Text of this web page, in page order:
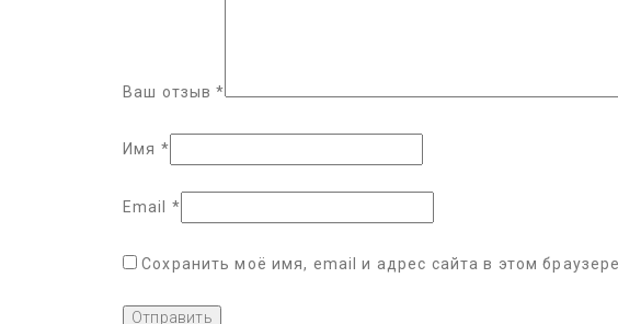
Ваш отзыв*
Имя *
Email *
Сохранить моё имя, email и адрес сайта в этом